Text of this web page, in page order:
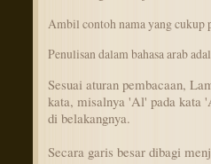
Ambil contoh nama yang cukup
Penulisan dalam bahasa arab
Sesuai aturan pembacaan,
kata, misalnya 'Al' pada kata
di belakangnya.
Secara garis besar dibagi